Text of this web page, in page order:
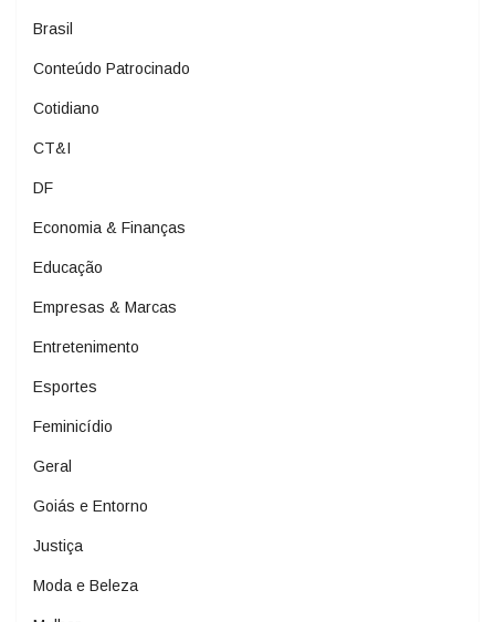
Brasil
Conteúdo Patrocinado
Cotidiano
CT&I
DF
Economia & Finanças
Educação
Empresas & Marcas
Entretenimento
Esportes
Feminicídio
Geral
Goiás e Entorno
Justiça
Moda e Beleza